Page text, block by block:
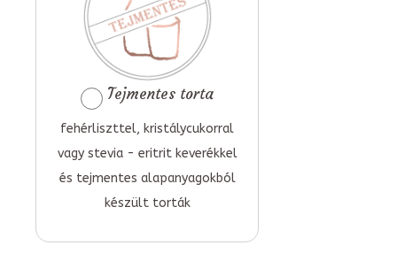
Tejmentes torta
fehérliszttel, kristálycukorral
vagy stevia - eritrit keverékkel
és tejmentes alapanyagokból
készült torták